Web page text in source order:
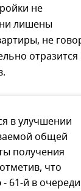
не
лишены
не
отразится
в улучшении
общей
получения
что
61-й в